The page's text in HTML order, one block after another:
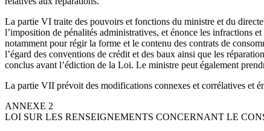
La partie VI traite des pouvoirs et fonctions du ministre et du
l’imposition de pénalités administratives, et énonce les infractions
notamment pour régir la forme et le contenu des contrats de
l’égard des conventions de crédit et des baux ainsi que les
conclus avant l’édiction de la Loi. Le ministre peut également
La partie VII prévoit des modifications connexes et corrélatives et
ANNEXE 2
LOI SUR LES RENSEIGNEMENTS CONCERNANT LE